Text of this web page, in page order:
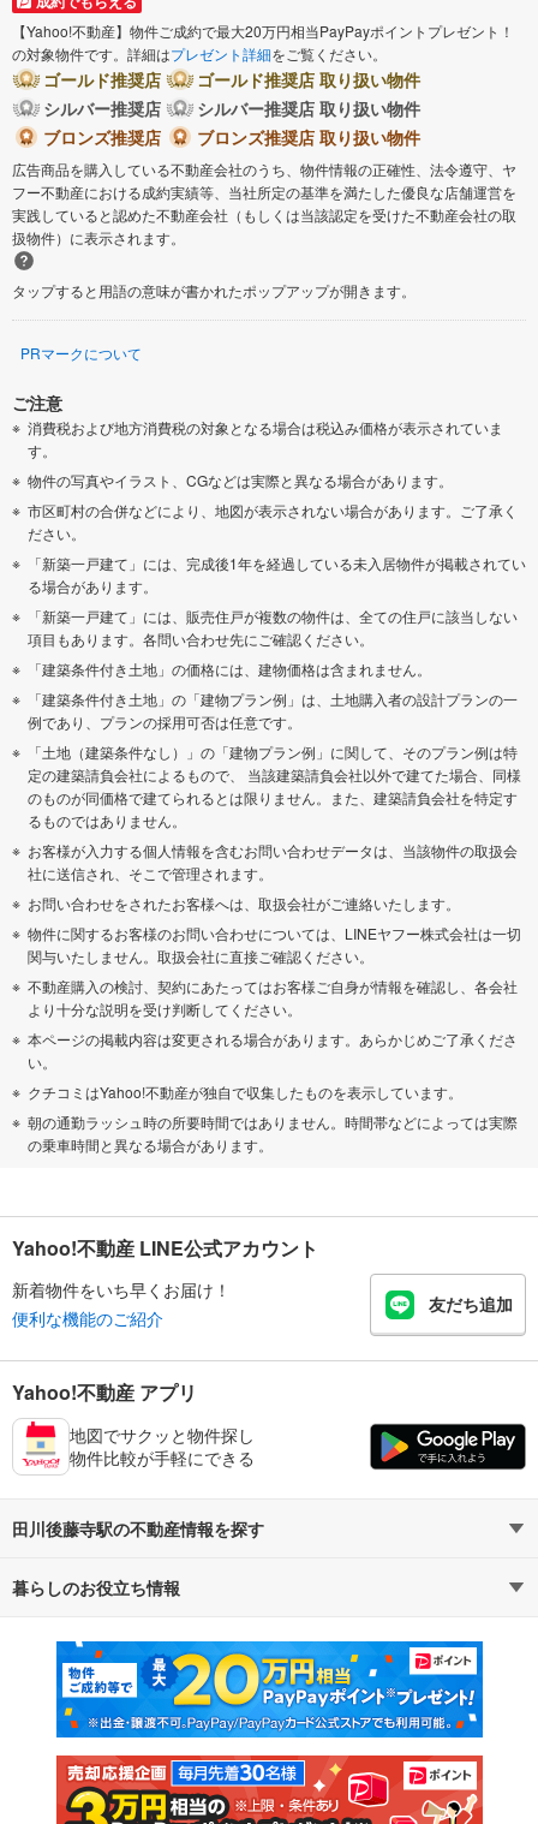
【Yahoo!不動産】物件ご成約で最大20万円相当PayPayポイントプレゼント！
の対象物件です。詳細はプレゼント詳細をご覧ください。
ゴールド推奨店
ゴールド推奨店 取り扱い物件
シルバー推奨店
シルバー推奨店 取り扱い物件
ブロンズ推奨店
ブロンズ推奨店 取り扱い物件
広告商品を購入している不動産会社のうち、物件情報の正確性、法令遵守、ヤ
フー不動産における成約実績等、当社所定の基準を満たした優良な店舗運営を
実践していると認めた不動産会社（もしくは当該認定を受けた不動産会社の取
扱物件）に表示されます。
タップすると用語の意味が書かれたポップアップが開きます。
PRマークについて
ご注意
消費税および地方消費税の対象となる場合は税込み価格が表示されていま
す。
物件の写真やイラスト、CGなどは実際と異なる場合があります。
市区町村の合併などにより、地図が表示されない場合があります。ご了承く
ださい。
「新築一戸建て」には、完成後1年を経過している未入居物件が掲載されてい
る場合があります。
「新築一戸建て」には、販売住戸が複数の物件は、全ての住戸に該当しない
項目もあります。各問い合わせ先にご確認ください。
「建築条件付き土地」の価格には、建物価格は含まれません。
「建築条件付き土地」の「建物プラン例」は、土地購入者の設計プランの一
例であり、プランの採用可否は任意です。
「土地（建築条件なし）」の「建物プラン例」に関して、そのプラン例は特
定の建築請負会社によるもので、 当該建築請負会社以外で建てた場合、同様
のものが同価格で建てられるとは限りません。また、建築請負会社を特定す
るものではありません。
お客様が入力する個人情報を含むお問い合わせデータは、当該物件の取扱会
社に送信され、そこで管理されます。
お問い合わせをされたお客様へは、取扱会社がご連絡いたします。
物件に関するお客様のお問い合わせについては、LINEヤフー株式会社は一切
関与いたしません。取扱会社に直接ご確認ください。
不動産購入の検討、契約にあたってはお客様ご自身が情報を確認し、各会社
より十分な説明を受け判断してください。
本ページの掲載内容は変更される場合があります。あらかじめご了承くださ
い。
クチコミはYahoo!不動産が独自で収集したものを表示しています。
朝の通勤ラッシュ時の所要時間ではありません。時間帯などによっては実際
の乗車時間と異なる場合があります。
Yahoo!不動産 LINE公式アカウント
新着物件をいち早くお届け！
便利な機能のご紹介
友だち追加
Yahoo!不動産 アプリ
地図でサクッと物件探し
物件比較が手軽にできる
田川後藤寺駅の不動産情報を探す
不動産・住宅
新築マンション 中古マンション
新築一戸建て 中古一戸建て
注文住宅 土地
暮らしのお役立ち情報
マンションカタログ 教えて！住まいの先生